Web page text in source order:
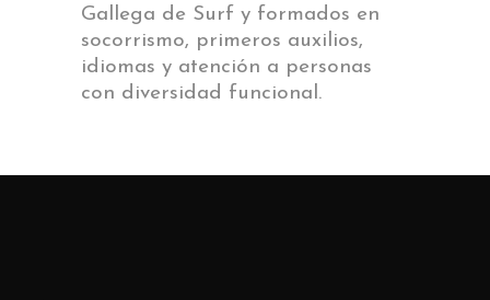
Gallega de Surf y formados en
socorrismo, primeros auxilios,
idiomas y atención a personas
con diversidad funcional.